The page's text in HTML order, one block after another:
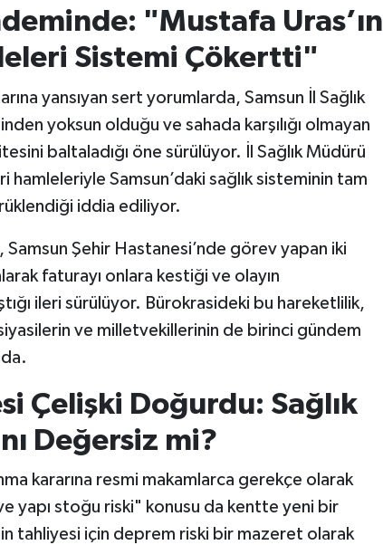
"Mustafa Uras’ın
Sistemi Çökertti"
yansıyan sert yorumlarda, Samsun İl Sağlık
yoksun olduğu ve sahada karşılığı olmayan
baltaladığı öne sürülüyor. İl Sağlık Müdürü
hamleleriyle Samsun’daki sağlık sisteminin tam
iddia ediliyor.
Samsun Şehir Hastanesi’nde görev yapan iki
faturayı onlara kestiği ve olayın
ileri sürülüyor. Bürokrasideki bu hareketlilik,
siyasilerin ve milletvekillerinin de birinci gündem
Çelişki Doğurdu: Sağlık
Değersiz mi?
kararına resmi makamlarca gerekçe olarak
yapı stoğu riski" konusu da kentte yeni bir
tahliyesi için deprem riski bir mazeret olarak